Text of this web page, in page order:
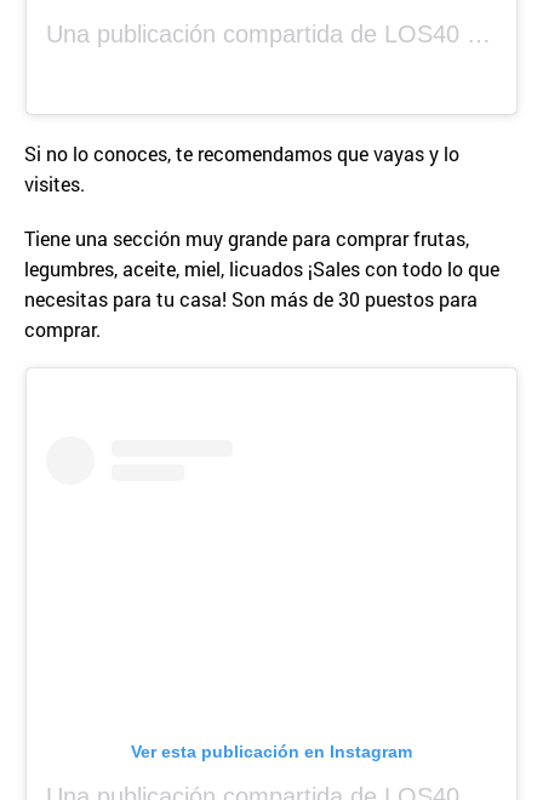
Una publicación compartida de LOS40 Panamá 🇵🇦 🎙️🎶 (@los40panama)
Si no lo conoces, te recomendamos que vayas y lo
visites.
Tiene una sección muy grande para comprar frutas,
legumbres, aceite, miel, licuados ¡Sales con todo lo que
necesitas para tu casa! Son más de 30 puestos para
comprar.
Ver esta publicación en Instagram